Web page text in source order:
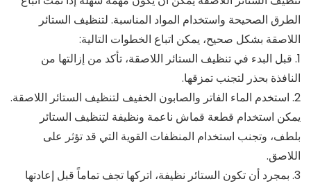
الطرق الصحيحة واستخدام المواد المناسبة. لتنظيف الستائر
اللاصقة بشكل صحيح، يمكن اتباع الخطوات التالية:
1. قبل البدء في تنظيف الستائر اللاصقة، تأكد من إزالتها من
النافذة بحذر لتجنب تمزقها.
2. استخدم الماء الفاتر والصابون الخفيف لتنظيف الستائر اللاصقة.
يمكن استخدام قطعة قماش ناعمة ونظيفة لتنظيف الستائر
بلطف، وتجنب استخدام المنظفات القوية التي قد تؤثر على
اللاصق.
3. بمجرد أن تكون الستائر نظيفة، اتركها تجف تماماً قبل إعادتها